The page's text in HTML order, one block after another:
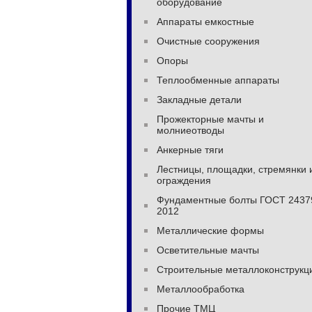
Аппараты емкостные
Очистные сооружения
Опоры
Теплообменные аппараты
Закладные детали
Прожекторные мачты и
молниеотводы
Анкерные тяги
Лестницы, площадки, стремянки
ограждения
Фундаментные болты ГОСТ
2012
Металлические формы
Осветительные мачты
Строительные
Металлообработка
Прочие ТМЦ